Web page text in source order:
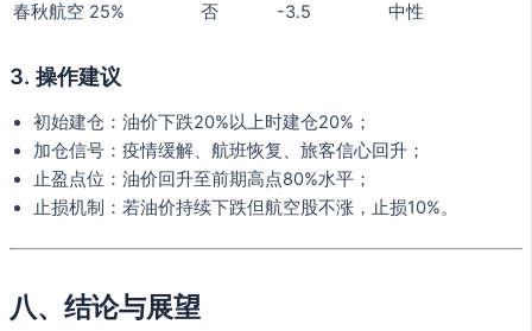
春秋航空 25% 否 -3.5 中性
3. 操作建议
初始建仓：油价下跌20%以上时建仓20%；
加仓信号：疫情缓解、航班恢复、旅客信心回升；
止盈点位：油价回升至前期高点80%水平；
止损机制：若油价持续下跌但航空股不涨，止损10%。
八、结论与展望